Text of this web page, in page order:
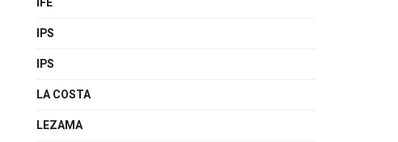
IPS
IPS
LA COSTA
LEZAMA